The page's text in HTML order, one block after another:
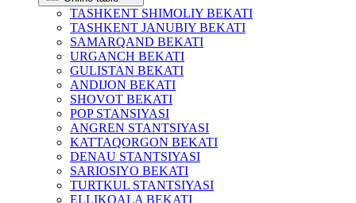
TASHKENT SHIMOLIY BEKATI
TASHKENT JANUBIY BEKATI
SAMARQAND BEKATI
URGANCH BEKATI
GULISTAN BEKATI
ANDIJON BEKATI
SHOVOT BEKATI
POP STANSIYASI
ANGREN STANTSIYASI
KATTAQORGON BEKATI
DENAU STANTSIYASI
SARIOSIYO BEKATI
TURTKUL STANTSIYASI
ELLIKQALA BEKATI